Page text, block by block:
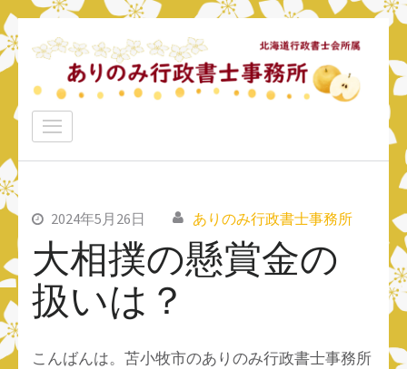
ン
ツ
へ
ス
キ
ッ
プ
(Enter
押
す)
ありのみ行政書士事務所
あなたのナシをアリ！に変えていきたい
2024年5月26日 ありのみ行政書士事務所
大相撲の懸賞金の
扱いは？
こんばんは。苫小牧市のありのみ行政書士事務所